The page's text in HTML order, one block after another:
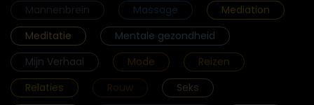
Mannenbrein
Massage
Mediation
Meditatie
Mentale gezondheid
Mijn Verhaal
Mode
Reizen
Relaties
Rouw
Seks